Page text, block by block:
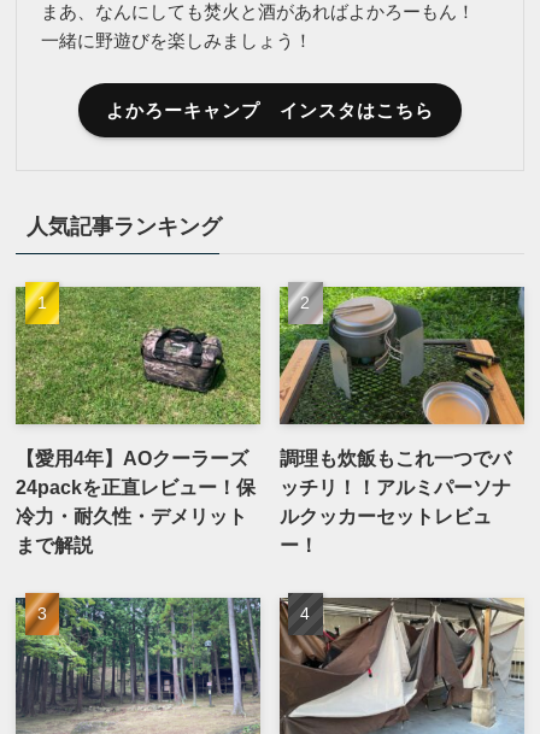
まあ、なんにしても焚火と酒があればよかろーもん！
一緒に野遊びを楽しみましょう！
よかろーキャンプ インスタはこちら
人気記事ランキング
【愛用4年】AOクーラーズ
24packを正直レビュー！保
冷力・耐久性・デメリット
まで解説
調理も炊飯もこれ一つでバ
ッチリ！！アルミパーソナ
ルクッカーセットレビュ
ー！